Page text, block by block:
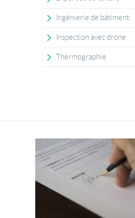
Ingénierie de bâtiment:
Inspection avec drone
Thermographie